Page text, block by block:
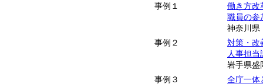
事例１
働き方改
職員の参
神奈川県
事例２
対策・改
人事担当
岩手県盛
事例３
全庁一体